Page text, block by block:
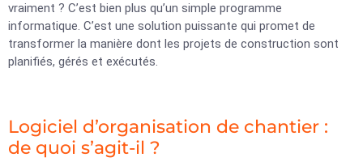
vraiment ? C’est bien plus qu’un simple programme
informatique. C’est une solution puissante qui promet de
transformer la manière dont les projets de construction sont
planifiés, gérés et exécutés.
Logiciel d’organisation de chantier :
de quoi s’agit-il ?